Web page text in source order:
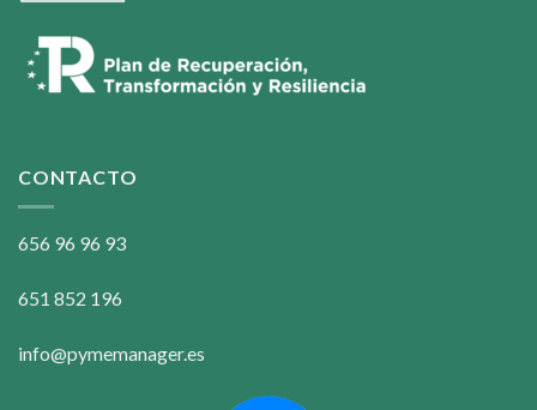
CONTACTO
656 96 96 93
651 852 196
info@pymemanager.es